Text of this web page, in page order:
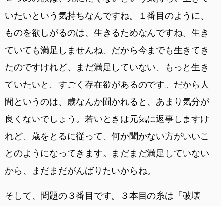
いたいという気持ちなんですね。１番目のように、
ものを欲しがるのは、生きるためなんですね。生き
ていても満足しませんね、だから今までも生きてき
たのですけれど、まだ満足していない、もっと生き
ていたいと。すごく存在欲があるのです。だから人
間というのは、歳なんか聞かれると、あまり気分が
良くないでしょう。若いときは元気に返事しますけ
れど、歳をとるに従って、何か聞かない方がいいこ
とのようになってきます。まだまだ満足していない
から、まだまだがんばりたいからね。
そして、問題の３番目です。３本目の糸は「破壊